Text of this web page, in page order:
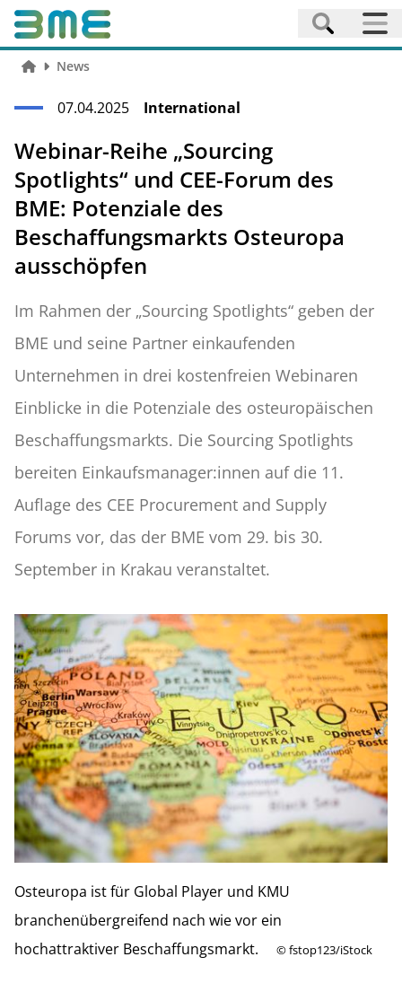
News
07.04.2025 International
Webinar-Reihe „Sourcing
Spotlights“ und CEE-Forum des
BME: Potenziale des
Beschaffungsmarkts Osteuropa
ausschöpfen
Im Rahmen der „Sourcing Spotlights“ geben der
BME und seine Partner einkaufenden
Unternehmen in drei kostenfreien Webinaren
Einblicke in die Potenziale des osteuropäischen
Beschaffungsmarkts. Die Sourcing Spotlights
bereiten Einkaufsmanager:innen auf die 11.
Auflage des CEE Procurement and Supply
Forums vor, das der BME vom 29. bis 30.
September in Krakau veranstaltet.
Osteuropa ist für Global Player und KMU
branchenübergreifend nach wie vor ein
hochattraktiver Beschaffungsmarkt.
©fstop123/iStock